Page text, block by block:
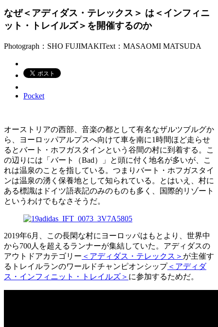
なぜ＜アディダス・テレックス＞ は＜インフィニ
ット・トレイルズ＞を開催するのか
Photograph：SHO FUJIMAKIText：MASAOMI MATSUDA
Pocket
オーストリアの西部、音楽の都として有名なザルツブルグか
ら、ヨーロッパアルプスへ向けて車を南に1時間ほど走らせ
るとバート・ホフガスタインという谷間の村に到着する。こ
の辺りには「バート（Bad）」と頭に付く地名が多いが、こ
れは温泉のことを指している。つまりバート・ホフガスタイ
ンは温泉の湧く保養地として知られている。とはいえ、村に
ある標識はドイツ語表記のみのものも多く、国際的リゾート
というわけでもなさそうだ。
2019年6月、この長閑な村にヨーロッパはもとより、世界中
から700人を超えるランナーが集結していた。アディダスの
アウトドアカテゴリー ＜アディダス・テレックス＞ が主催す
るトレイルランのワールドチャンピオンシップ＜アディダ
ス・インフィニット・トレイルズ＞ に参加するためだ。